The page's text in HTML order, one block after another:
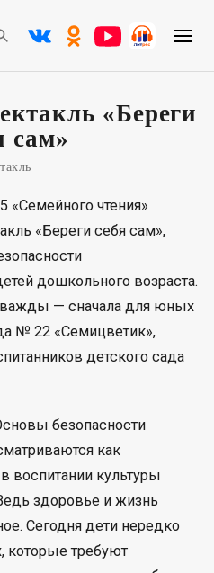
«Береги
сам»
«Семейного чтения»
«Береги себя сам»,
дошкольного возраста.
— сначала для юных
№ 22 «Семицветик»,
детского сада
безопасности
как
воспитании культуры
здоровье и жизнь
Сегодня дети нередко
которые требуют